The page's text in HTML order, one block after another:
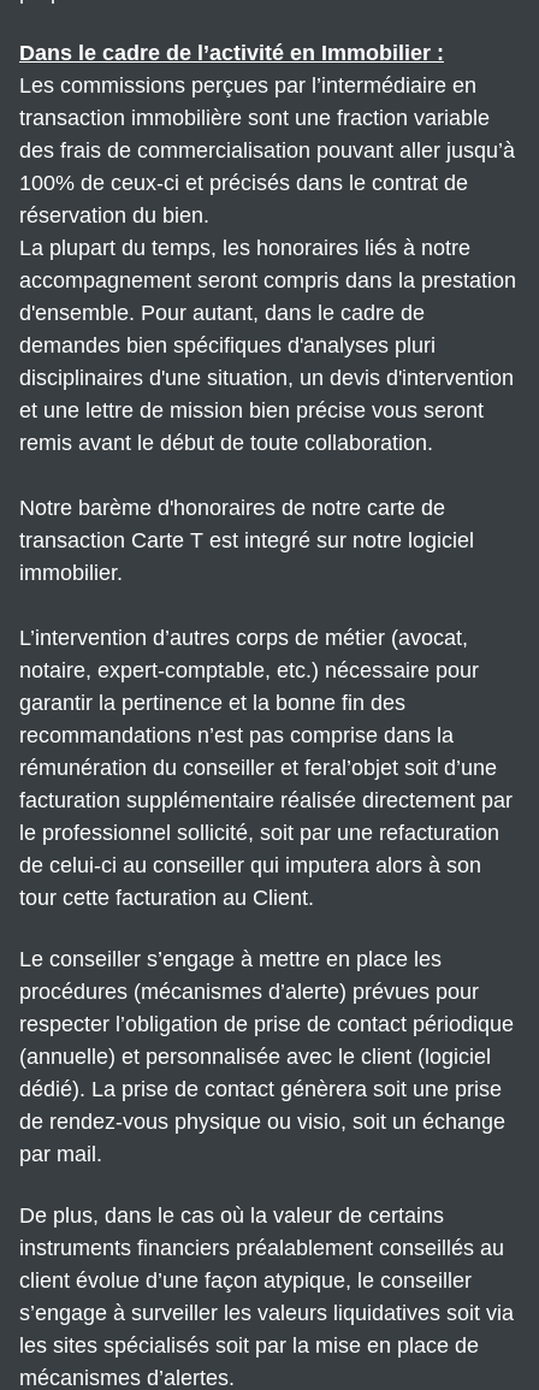
Dans le cadre de l’activité en Immobilier :
Les commissions perçues par l’intermédiaire en
transaction immobilière sont une fraction variable
des frais de commercialisation pouvant aller jusqu’à
100% de ceux-ci et précisés dans le contrat de
réservation du bien.
La plupart du temps, les honoraires liés à notre
accompagnement seront compris dans la prestation
d'ensemble. Pour autant, dans le cadre de
demandes bien spécifiques d'analyses pluri
disciplinaires d'une situation, un devis d'intervention
et une lettre de mission bien précise vous seront
remis avant le début de toute collaboration.
Notre barème d'honoraires de notre carte de
transaction Carte T est integré sur notre logiciel
immobilier.
L’intervention d’autres corps de métier (avocat,
notaire, expert-comptable, etc.) nécessaire pour
garantir la pertinence et la bonne fin des
recommandations n’est pas comprise dans la
rémunération du conseiller et feral’objet soit d’une
facturation supplémentaire réalisée directement par
le professionnel sollicité, soit par une refacturation
de celui-ci au conseiller qui imputera alors à son
tour cette facturation au Client.
Le conseiller s’engage à mettre en place les
procédures (mécanismes d’alerte) prévues pour
respecter l’obligation de prise de contact périodique
(annuelle) et personnalisée avec le client (logiciel
dédié). La prise de contact génèrera soit une prise
de rendez-vous physique ou visio, soit un échange
par mail.
De plus, dans le cas où la valeur de certains
instruments financiers préalablement conseillés au
client évolue d’une façon atypique, le conseiller
s’engage à surveiller les valeurs liquidatives soit via
les sites spécialisés soit par la mise en place de
mécanismes d’alertes.